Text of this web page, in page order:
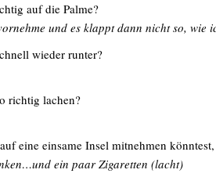
auf die Palme?
und es klappt dann nicht so, wie
wieder runter?
richtig lachen?
eine einsame Insel mitnehmen
ein paar Zigaretten (lacht)